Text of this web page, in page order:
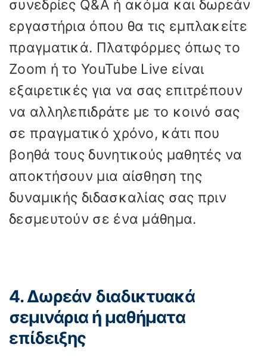
συνεδρίες Q&A ή ακόμα και δωρεάν
εργαστήρια όπου θα τις εμπλακείτε
πραγματικά. Πλατφόρμες όπως το
Zoom ή το YouTube Live είναι
εξαιρετικές για να σας επιτρέπουν
να αλληλεπιδράτε με το κοινό σας
σε πραγματικό χρόνο, κάτι που
βοηθά τους δυνητικούς μαθητές να
αποκτήσουν μια αίσθηση της
δυναμικής διδασκαλίας σας πριν
δεσμευτούν σε ένα μάθημα.
4. Δωρεάν διαδικτυακά
σεμινάρια ή μαθήματα
επίδειξης